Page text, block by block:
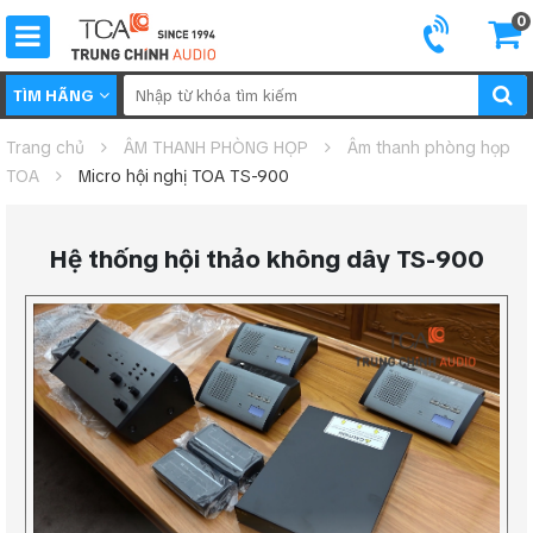
0
TÌM HÃNG
Trang chủ ÂM THANH PHÒNG HỌP
Âm thanh phòng họp
TOA
Micro hội nghị TOA TS-900
Hệ thống hội thảo không dây TS-900